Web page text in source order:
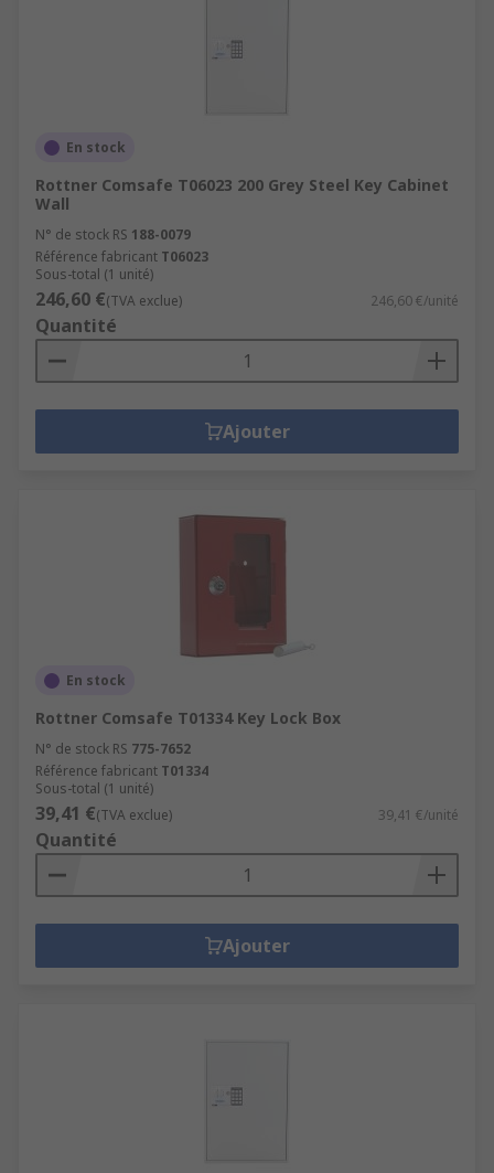
En stock
Rottner Comsafe T06023 200 Grey Steel Key Cabinet
Wall
N° de stock RS 188-0079
Référence fabricant T06023
Sous-total (1 unité)
246,60 €(TVA exclue) 246,60 €/unité
Quantité
Ajouter
En stock
Rottner Comsafe T01334 Key Lock Box
N° de stock RS 775-7652
Référence fabricant T01334
Sous-total (1 unité)
39,41 €(TVA exclue) 39,41 €/unité
Quantité
Ajouter